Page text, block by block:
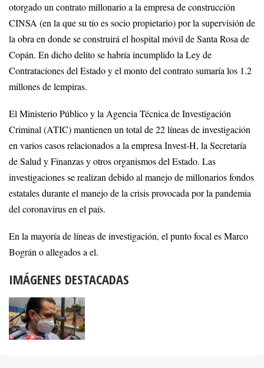
otorgado un contrato millonario a la empresa de construcción
CINSA (en la que su tío es socio propietario) por la supervisión de
la obra en donde se construirá el hospital móvil de Santa Rosa de
Copán. En dicho delito se habría incumplido la Ley de
Contrataciones del Estado y el monto del contrato sumaría los 1.2
millones de lempiras.
El Ministerio Público y la Agencia Técnica de Investigación
Criminal (ATIC) mantienen un total de 22 líneas de investigación
en varios casos relacionados a la empresa Invest-H, la Secretaría
de Salud y Finanzas y otros organismos del Estado. Las
investigaciones se realizan debido al manejo de millonarios fondos
estatales durante el manejo de la crisis provocada por la pandemia
del coronavirus en el país.
En la mayoría de líneas de investigación, el punto focal es Marco
Bográn o allegados a el.
IMÁGENES DESTACADAS